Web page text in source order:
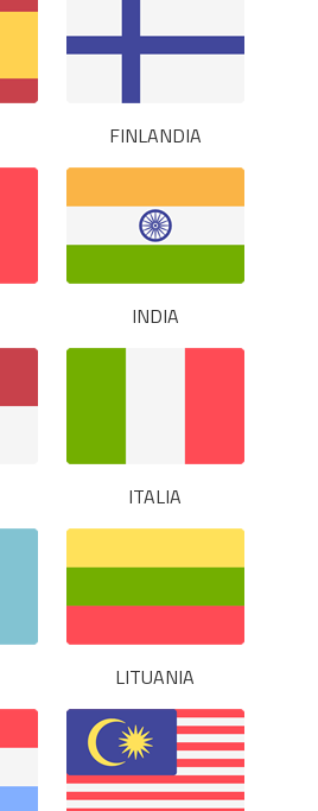
FINLANDIA
INDIA
ITALIA
LITUANIA